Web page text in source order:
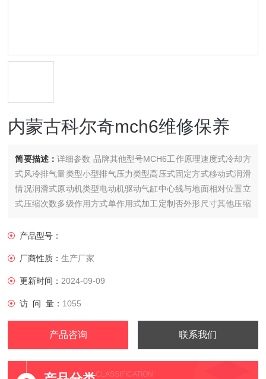
内蒙古科尔奇mch6维修保养
简要描述：详细参数 品牌其他型号MCH6工作原理速度式冷却方
式风冷排气量类型小型排气压力类型高压式固定方式移动式润滑
情况润滑式原动机类型电动机驱动气缸中心线与地面相对位置立
式压缩次数多级作用方式单作用式加工定制否外形尺寸其他压缩
产品型号：
厂商性质：生产厂家
更新时间： 2024-09-09
访 问 量： 1055
产品咨询 联系我们
CLASSIFICATION